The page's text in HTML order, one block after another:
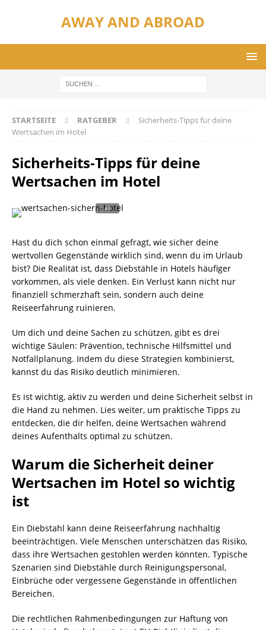
AWAY AND ABROAD
STARTSEITE RATGEBER
Sicherheits-Tipps für deine
Wertsachen im Hotel
Sicherheits-Tipps für deine
Wertsachen im Hotel
Hast du dich schon einmal gefragt, wie sicher deine
wertvollen Gegenstände wirklich sind, wenn du im Urlaub
bist? Die Realität ist, dass Diebstähle in Hotels häufiger
vorkommen, als viele denken. Ein Verlust kann nicht nur
finanziell schmerzhaft sein, sondern auch deine
Reiseerfahrung ruinieren.
Um dich und deine Sachen zu schützen, gibt es drei
wichtige Säulen: Prävention, technische Hilfsmittel und
Notfallplanung. Indem du diese Strategien kombinierst,
kannst du das Risiko deutlich minimieren.
Es ist wichtig, aktiv zu werden und deine Sicherheit selbst in
die Hand zu nehmen. Lies weiter, um praktische Tipps zu
entdecken, die dir helfen, deine Wertsachen während
deines Aufenthalts optimal zu schützen.
Warum die Sicherheit deiner
Wertsachen im Hotel so wichtig
ist
Ein Diebstahl kann deine Reiseerfahrung nachhaltig
beeinträchtigen. Viele Menschen unterschätzen das Risiko,
dass ihre Wertsachen gestohlen werden könnten. Typische
Szenarien sind Diebstähle durch Reinigungspersonal,
Einbrüche oder vergessene Gegenstände in öffentlichen
Bereichen.
Die rechtlichen Rahmenbedingungen zur Haftung von